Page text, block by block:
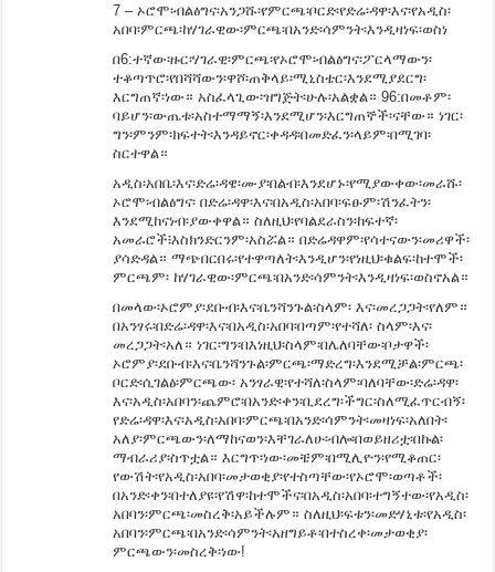
7 – ኦሮሞ፡ብልፅግና፡አንጋሹ፡የምርጫ፡ቦርድ፡የድሬ፡ዳዋ፡እና፡የአዲስ፡
አበባ፡ምርጫ፡ከሃገራዊው፡ምርጫ፡በአንድ፡ሳምንት፡እንዲዛነፍ፡ወስነ
በ6:ተኛው፡ዙር፡ሃገራዊ፡ምርጫ፡የኦሮሞ፡ብልፅግና፡ፖርላማውን፡
ተቆጣጥሮ፡የበሻሻውን፡ዋሾ፡ጠቅላይ፡ሚኒስቴር፡እንደሚያደርግ፡
እርግጠኛ፡ነው። አስፈላጊው፡ዝግጅት፡ሁሉ፡አልቋል። 96:በመቶም፡
ባይሆን፡ውጤቱ፡አስተማማኝ፡እንደሚሆን፡እርግጠኞች፡ናቸው። ነገር፡
ግን፡ምንም፡ክፍተት፡እንዳይኖር፡ቀዳዳ፡በመድፈን፡ላይም፡በሚገባ፡
ስርተዋል።
አዲስ፡አበቤ፡እና፡ድሬ፡ዳዌ፡ሙያ፡በልብ፡እንደሆኑ፡የሚያውቀው፡መራሹ፡
ኦሮሞ፡ብልፅግና፡ በድሬ፡ዳዋ፡እና፡በአዲስ፡አበባ፡ፍፁም፡ሽንፈትን፡
እንደሚከናነብ፡ያውቀዋል። ስለዚህ፡የባልደራስን፡ከፍተኛ፡
አመራሮች፧እስክንድርንም፡አስሯል። በድሬዳዋም፡የሳተናውን፡መሪዋች፡
ያሳድዳል። ማጭበርበሩ፡የተዋጣለት፡እንዲሆን፡የነዚህ፡ቁልፍ፡ከተሞች፡
ምርጫም፡ ከሃገራዊው፡ምርጫ፡በአንድ፡ሳምንት፡እንዲዛነፍ፡ወስኖአል።
በመላው፡ኦሮምያ፡ደቡብ፡እና፡ቤንሻንጉል፡ስላም፡ እና፡መረጋጋት፡የለም።
በአንፃሩ፡በድሬ፡ዳዋ፡እና፡በአዲስ፡አበባ፡በጣም፡የተሻለ፡ ስላም፡እና፡
መረጋጋት፡አለ። ነገር፡ግን፡በእነዚህ፡ስላም፡በሌለባቸው፡ቦታዋች፡
ኦሮምያ፡ደቡብ፡እና፡ቤንሻንጉል፡ምርጫ፡ማድረግ፡እንደሚቻል፡ምርጫ፡
ቦርድ፡ሲገልፅ፡ምርጫው፡ አንፃራዊ፡የተሻለ፡ስላም፡ባለባቸው፡ድሬ፡ዳዋ፡
እና፡አዲስ፡አበባን፡ጨምሮ፡በአንድ፡ቀን፡ቢደረግ፡ችግር፡ስለሚፈጥርብኝ፡
የድሬ፡ዳዋ፡እና፡አዲስ፡አበባ፡ምርጫ፡በአንድ፡ሳምንት፡መዛነፍ፡አለበት፡
አለያ፡ምርጫውን፡ለማከናወን፡እቸገራለሁ፡ብሎ፡በወይዘሪቷ፡በኩል፡
ማብራሪያ፡ስጥቷል። እርግጥ፡ነው፡መቼም፡በሚሊዮን፡የሚቆጠር፡
የውሽት፡የአዲስ፡አበባ፡መታወቂያ፡የተስጣቸው፡የኦሮሞ፡ወጣቶች፡
በአንድ፡ቀን፡በተለያዩ፡የሽዋ፡ከተሞችና፡በአዲስ፡አበባ፡ተግኝተው፡የአዲስ፡
አበባን፡ምርጫ፡መስረቅ፡አይችሉም። ስለዚህ፡ፍቱን፡መድሃኒቱ፡የአዲስ፡
አበባን፡ምርጫ፡በአንድ፡ሳምንት፡አዘግይቶ፡በተስረቀ፡መታወቂያ፡
ምርጫውን፡መስረቅ፡ነው!